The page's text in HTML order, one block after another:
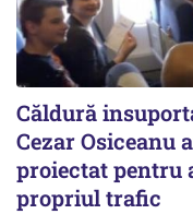
Căldură
Cezar Osiceanu
proiectat pentru
propriul trafic